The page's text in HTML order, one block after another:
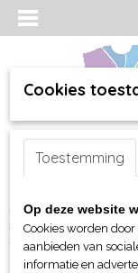
Inloggen Registreren
Home >webshop>
Ringer Tee mannen
Cookies
Toestemming
Op deze website
Cookies worden
aanbieden van
informatie en